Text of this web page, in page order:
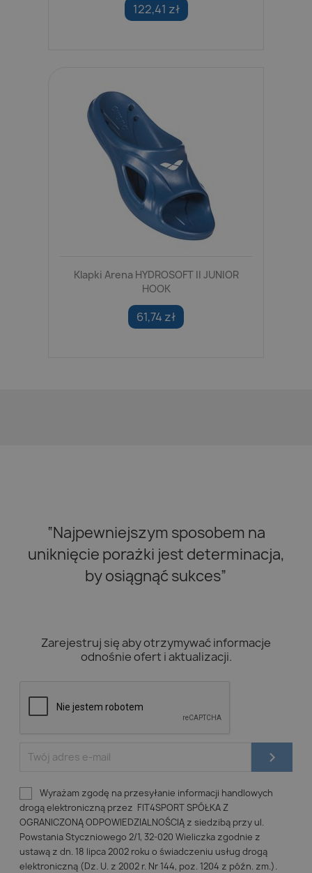
122,41 zł
Klapki Arena HYDROSOFT II JUNIOR
HOOK
61,74 zł
“Najpewniejszym sposobem na
uniknięcie porażki jest determinacja,
by osiągnąć sukces”
Zarejestruj się aby otrzymywać informacje
odnośnie ofert i aktualizacji.
Wyrażam zgodę na przesyłanie informacji handlowych
drogą elektroniczną przez FIT4SPORT SPÓŁKA Z
OGRANICZONĄ ODPOWIEDZIALNOŚCIĄ z siedzibą przy ul.
Powstania Styczniowego 2/1, 32-020 Wieliczka zgodnie z
ustawą z dn. 18 lipca 2002 roku o świadczeniu usług drogą
elektroniczną (Dz. U. z 2002 r. Nr 144, poz. 1204 z późn. zm.).